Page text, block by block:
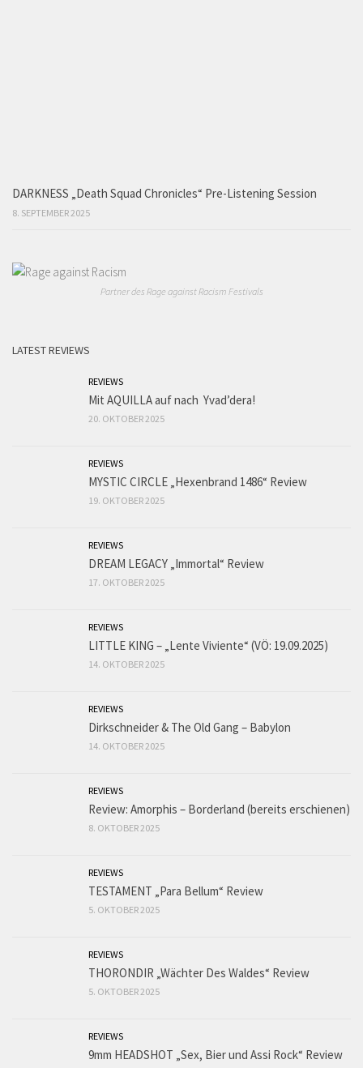
DARKNESS „Death Squad Chronicles“ Pre-Listening Session
8. SEPTEMBER 2025
Partner des Rage against Racism Festivals
LATEST REVIEWS
REVIEWS
Mit AQUILLA auf nach Yvad’dera!
20. OKTOBER 2025
REVIEWS
MYSTIC CIRCLE „Hexenbrand 1486“ Review
19. OKTOBER 2025
REVIEWS
DREAM LEGACY „Immortal“ Review
17. OKTOBER 2025
REVIEWS
LITTLE KING – „Lente Viviente“ (VÖ: 19.09.2025)
14. OKTOBER 2025
REVIEWS
Dirkschneider & The Old Gang – Babylon
14. OKTOBER 2025
REVIEWS
Review: Amorphis – Borderland (bereits erschienen)
8. OKTOBER 2025
REVIEWS
TESTAMENT „Para Bellum“ Review
5. OKTOBER 2025
REVIEWS
THORONDIR „Wächter Des Waldes“ Review
5. OKTOBER 2025
REVIEWS
9mm HEADSHOT „Sex, Bier und Assi Rock“ Review